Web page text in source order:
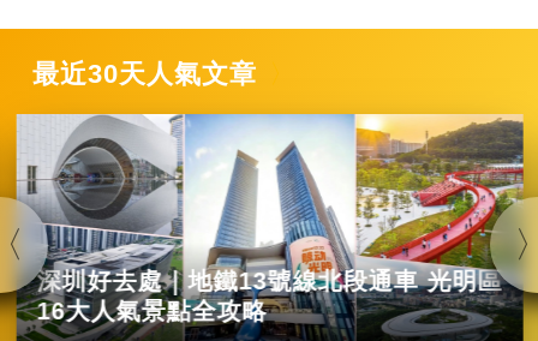
最近30天人氣文章
深圳好去處｜地鐵13號線北段通車 光明區
16大人氣景點全攻略